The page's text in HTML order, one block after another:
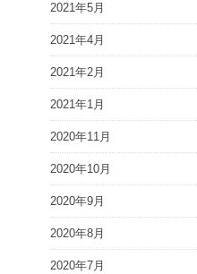
2021年5月
2021年4月
2021年2月
2021年1月
2020年11月
2020年10月
2020年9月
2020年8月
2020年7月